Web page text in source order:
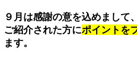
９月は感謝の意を込めまして
ご紹介された方にポイントを
ます。